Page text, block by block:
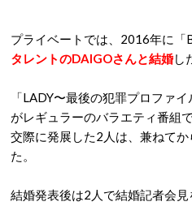
プライベートでは、 2016年に「
タレントのDAIGOさんと結婚し
「LADY〜最後の犯罪プロファイ
がレギュラーのバラエティ番組
交際に発展した2 人は、兼ねて
た。
結婚発表後は2 人で結婚記者会見